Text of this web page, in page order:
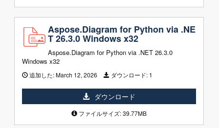
Aspose.Diagram for Python via .NE
T 26.3.0 Windows x32
Aspose.Diagram for Python via .NET 26.3.0
Windows x32
追加した:March 12, 2026 ダウンロード: 1
ダウンロード
ファイルサイズ: 39.77MB